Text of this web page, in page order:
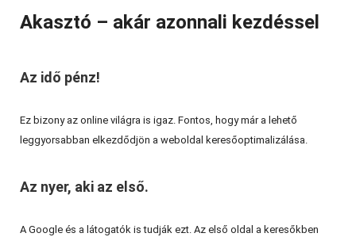
Akasztó – akár azonnali kezdéssel
Az idő pénz!
Ez bizony az online világra is igaz. Fontos, hogy már a lehető
leggyorsabban elkezdődjön a weboldal keresőoptimalizálása.
Az nyer, aki az első.
A Google és a látogatók is tudják ezt. Az első oldal a keresőkben